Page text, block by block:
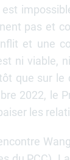
pas et
et une
ni viable,
que sur
2022, le
les